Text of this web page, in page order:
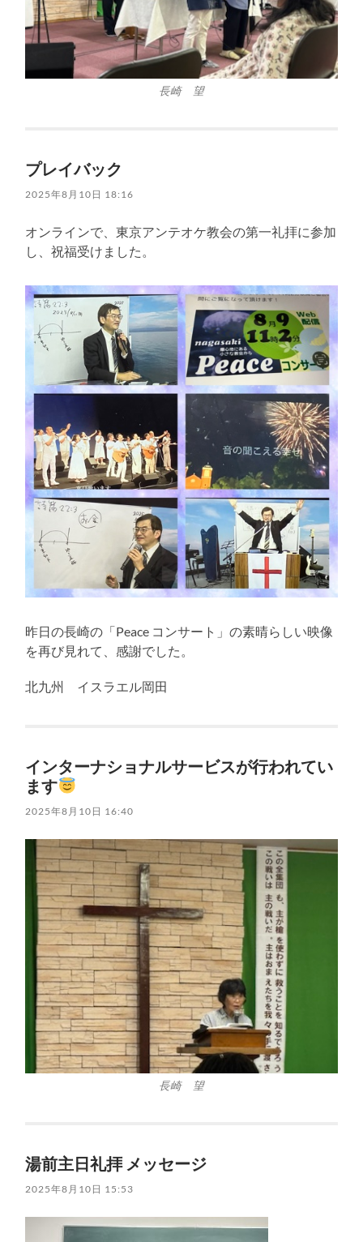
長崎 望
プレイバック
2025年8月10日 18:16
オンラインで、東京アンテオケ教会の第一礼拝に参加
し、祝福受けました。
昨日の長崎の「Peace コンサート」の素晴らしい映像
を再び見れて、感謝でした。
北九州 イスラエル岡田
インターナショナルサービスが行われてい
ます
2025年8月10日 16:40
長崎 望
湯前主日礼拝 メッセージ
2025年8月10日 15:53